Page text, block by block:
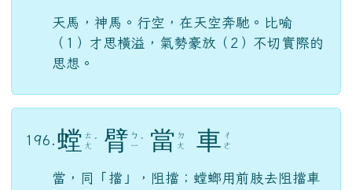
天馬，神馬。行空，在天空奔馳。比喻
（1）才思橫溢，氣勢豪放（2）不切實際的
思想。
196. 螳 ㄊ
ㄤ ˊ 臂 ㄅ
ㄧ ˋ 當 ㄉ
ㄤ
車 ㄔ
ㄜ
當，同「擋」，阻擋；螳螂用前肢去阻擋車